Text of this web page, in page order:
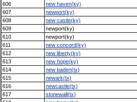
606
new haven(ky)
607
newport(ky)
608
new castle(ky)
609
newport(ky)
610
newport(ky)
611
new concord(ky)
612
new liberty(ky)
613
new hope(ky)
614
new baden(tx)
615
newark(tx)
616
newcastle(tx)
617
stonewall(tx)